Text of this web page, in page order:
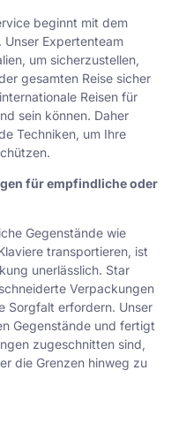
beginnt mit dem
Expertenteam
um sicherzustellen,
gesamten Reise sicher
Reisen für
sein können. Daher
Techniken, um Ihre
für empfindliche oder
Gegenstände wie
transportieren, ist
unerlässlich. Star
Verpackungen
Sorgfalt erfordern. Unser
Gegenstände und fertigt
zugeschnitten sind,
die Grenzen hinweg zu